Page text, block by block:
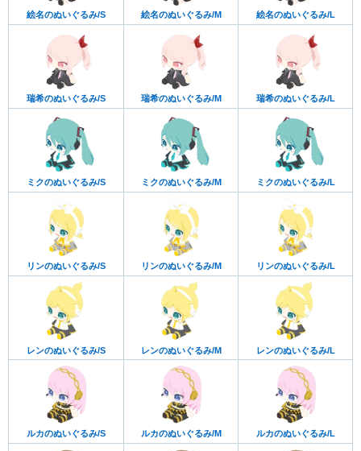
絵名のぬいぐるみ/S 絵名のぬいぐるみ/M 絵名のぬいぐるみ/L
瑞希のぬいぐるみ/S 瑞希のぬいぐるみ/M 瑞希のぬいぐるみ/L
ミクのぬいぐるみ/S ミクのぬいぐるみ/M ミクのぬいぐるみ/L
リンのぬいぐるみ/S リンのぬいぐるみ/M リンのぬいぐるみ/L
レンのぬいぐるみ/S レンのぬいぐるみ/M レンのぬいぐるみ/L
ルカのぬいぐるみ/S ルカのぬいぐるみ/M ルカのぬいぐるみ/L